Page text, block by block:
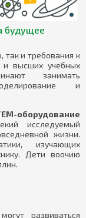
будущее
так и требования к
и высших учебных
занимать
и
оборудование
исследуемый
жизни.
изучающих
Дети воочию
развиваться